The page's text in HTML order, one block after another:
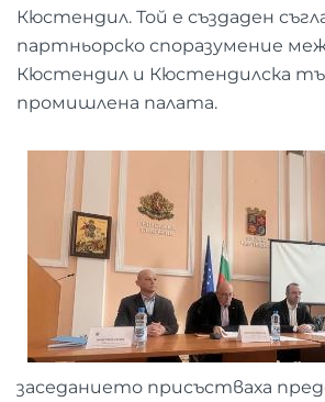
Кюстендил. Той е създаден
партньорско споразумение
Кюстендил и Кюстендилска
промишлена палата.
заседанието присъстваха